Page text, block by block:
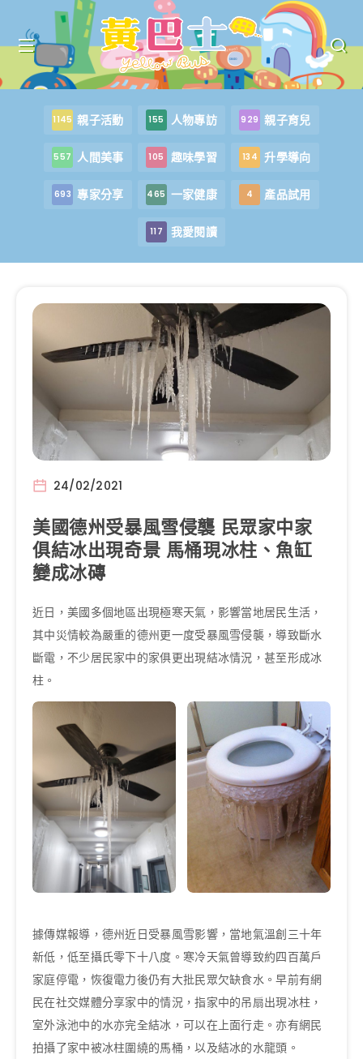
1145 親子活動 155 人物專訪 929 親子育兒
557 人間美事 105 趣味學習 134 升學導向
693 專家分享 465 一家健康 4 產品試用
117 我愛閱讀
24/02/2021
美國德州受暴風雪侵襲 民眾家中家
俱結冰出現奇景 馬桶現冰柱、魚缸
變成冰磚
近日，美國多個地區出現極寒天氣，影響當地居民生活，
其中災情較為嚴重的德州更一度受暴風雪侵襲，導致斷水
斷電，不少居民家中的家俱更出現結冰情況，甚至形成冰
柱。
據傳媒報導，德州近日受暴風雪影響，當地氣溫創三十年
新低，低至攝氏零下十八度。寒冷天氣曾導致約四百萬戶
家庭停電，恢復電力後仍有大批民眾欠缺食水。早前有網
民在社交媒體分享家中的情況，指家中的吊扇出現冰柱，
室外泳池中的水亦完全結冰，可以在上面行走。亦有網民
拍攝了家中被冰柱圍繞的馬桶，以及結冰的水龍頭。